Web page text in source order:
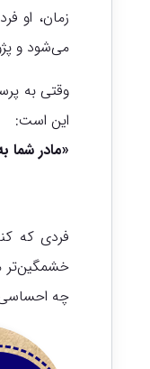
زمان، او
می‌شود و
وقتی به
این است:
«مادر شما
فردی که
خشمگین‌تر
چه